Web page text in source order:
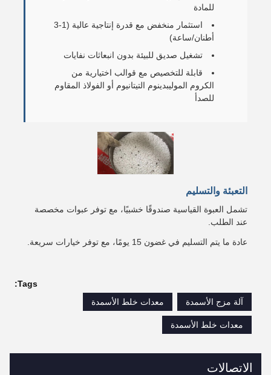
للمادة
استثمار منخفض مع قدرة إنتاجية عالية (1-3
أطنان/ساعة)
تشغيل صديق للبيئة بدون انبعاثات نفايات
قابلة للتخصيص مع قوالب اختيارية من
الكروم الموليبدينوم التيتانيوم أو الفولاذ المقاوم
للصدأ
التعبئة والتسليم
تشمل العبوة القياسية صندوقًا خشبيًا، مع توفر عبوات مخصصة
عند الطلب.
عادة ما يتم التسليم في غضون 15 يومًا، مع توفر خيارات سريعة.
Tags:
آلة مزج الأسمدة
معدات خلط الأسمدة
معدات خلط الأسمدة
الاتصالات